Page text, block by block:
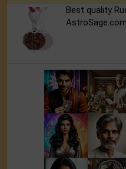
Best quality
AstroSage.com